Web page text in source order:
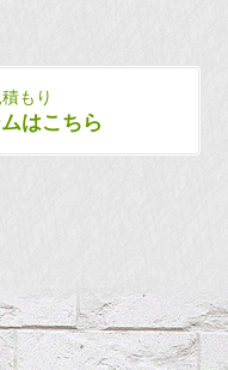
もり
はこちら